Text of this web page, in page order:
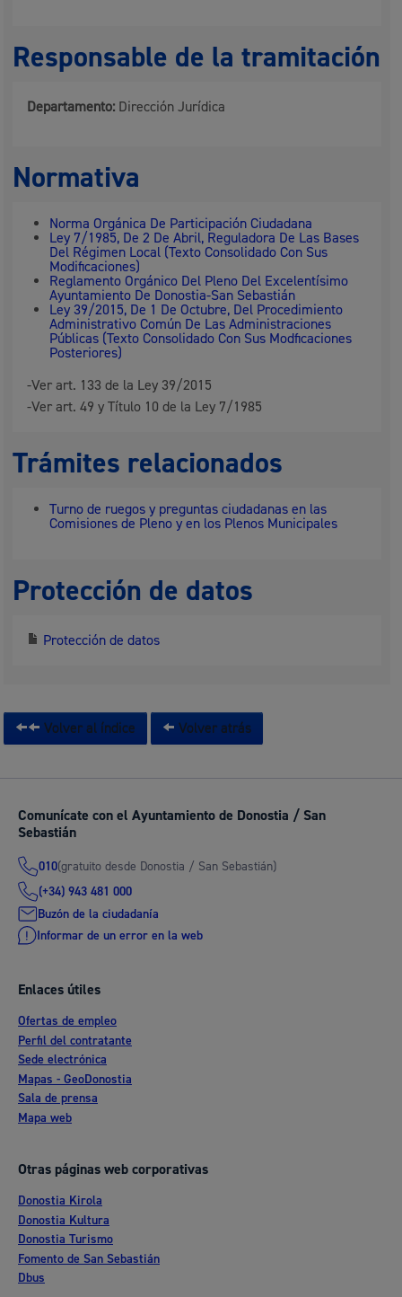
Responsable de la tramitación
Departamento: Dirección Jurídica
Normativa
Norma Orgánica De Participación Ciudadana
Ley 7/1985, De 2 De Abril, Reguladora De Las Bases
Del Régimen Local (Texto Consolidado Con Sus
Modificaciones)
Reglamento Orgánico Del Pleno Del Excelentísimo
Ayuntamiento De Donostia-San Sebastián
Ley 39/2015, De 1 De Octubre, Del Procedimiento
Administrativo Común De Las Administraciones
Públicas (Texto Consolidado Con Sus Modficaciones
Posteriores)
-Ver art. 133 de la Ley 39/2015
-Ver art. 49 y Título 10 de la Ley 7/1985
Trámites relacionados
Turno de ruegos y preguntas ciudadanas en las
Comisiones de Pleno y en los Plenos Municipales
Protección de datos
Protección de datos
Volver al índice Volver atrás
Comunícate con el Ayuntamiento de Donostia / San
Sebastián
010(gratuito desde Donostia / San Sebastián)
(+34) 943 481 000
Buzón de la ciudadanía
Informar de un error en la web
Enlaces útiles
Ofertas de empleo
Perfil del contratante
Sede electrónica
Mapas - GeoDonostia
Sala de prensa
Mapa web
Otras páginas web corporativas
Donostia Kirola
Donostia Kultura
Donostia Turismo
Fomento de San Sebastián
Dbus